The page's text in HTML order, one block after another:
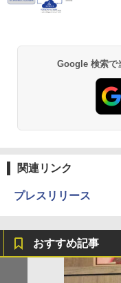
Google 検索で
関連リンク
プレスリリース
おすすめ記事